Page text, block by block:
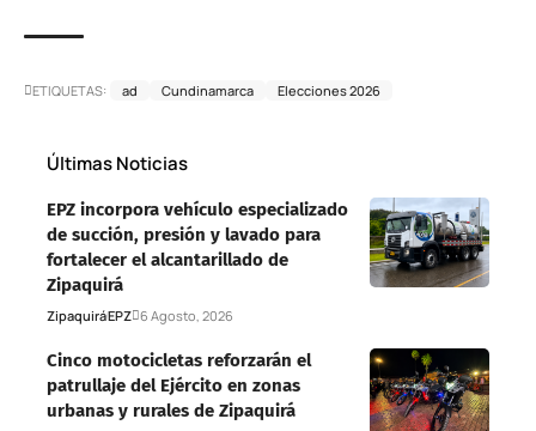
ETIQUETAS: ad Cundinamarca Elecciones 2026
Últimas Noticias
EPZ incorpora vehículo especializado
de succión, presión y lavado para
fortalecer el alcantarillado de
Zipaquirá
ZipaquiráEPZ 6 Agosto, 2026
Cinco motocicletas reforzarán el
patrullaje del Ejército en zonas
urbanas y rurales de Zipaquirá